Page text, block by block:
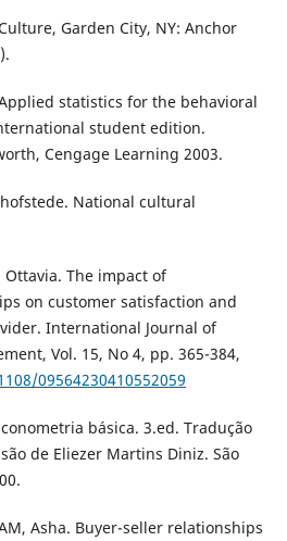
Garden City, NY: Anchor
statistics for the behavioral
student edition.
Cengage Learning 2003.
hofstede. National cultural
Ottavia. The impact of
on customer satisfaction and
International Journal of
Vol. 15, No 4, pp. 365-384,
09564230410552059
básica. 3.ed. Tradução
de Eliezer Martins Diniz. São
Asha. Buyer-seller relationships